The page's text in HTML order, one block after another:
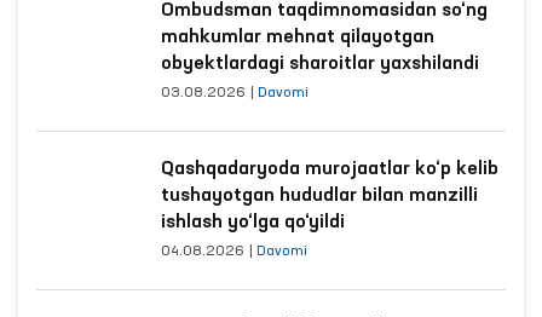
Ombudsman taqdimnomasidan so‘ng
mahkumlar mehnat qilayotgan
obyektlardagi sharoitlar yaxshilandi
03.08.2026 Davomi
Qashqadaryoda murojaatlar ko‘p kelib
tushayotgan hududlar bilan manzilli
ishlash yo‘lga qo‘yildi
04.08.2026 Davomi